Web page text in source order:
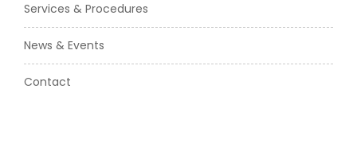
Services & Procedures
News & Events
Contact